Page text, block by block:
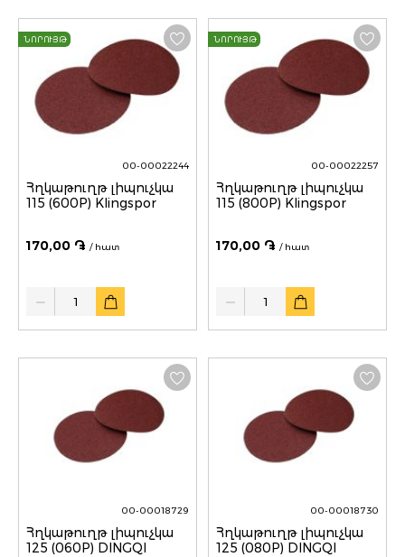
ՆՈՐՈՒՅԹ
00-00022244
Հղկաթուղթ լիպուչկա
115 (600P) Klingspor
170,00 ֏ / հատ
ՆՈՐՈՒՅԹ
00-00022257
Հղկաթուղթ լիպուչկա
115 (800P) Klingspor
170,00 ֏ / հատ
00-00018729
Հղկաթուղթ լիպուչկա
125 (060P) DINGQI
00-00018730
Հղկաթուղթ լիպուչկա
125 (080P) DINGQI